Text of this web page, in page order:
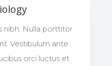
nibh. Nulla porttitor
Vestibulum ante
orci luctus et